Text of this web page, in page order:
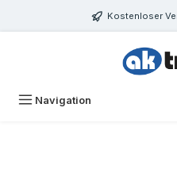
Zum Hauptinhalt springenKostenloser
Navigation